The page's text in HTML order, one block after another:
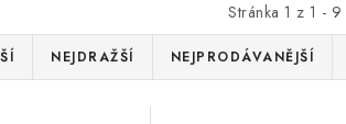
Stránka 1 z 1 - 9
NEJDRAŽŠÍ NEJPRODÁVANĚJŠÍ